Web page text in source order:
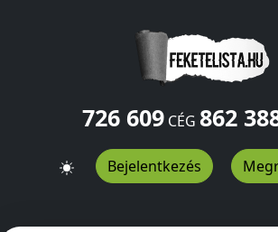
726 609CÉG 862
Bejelentkezés